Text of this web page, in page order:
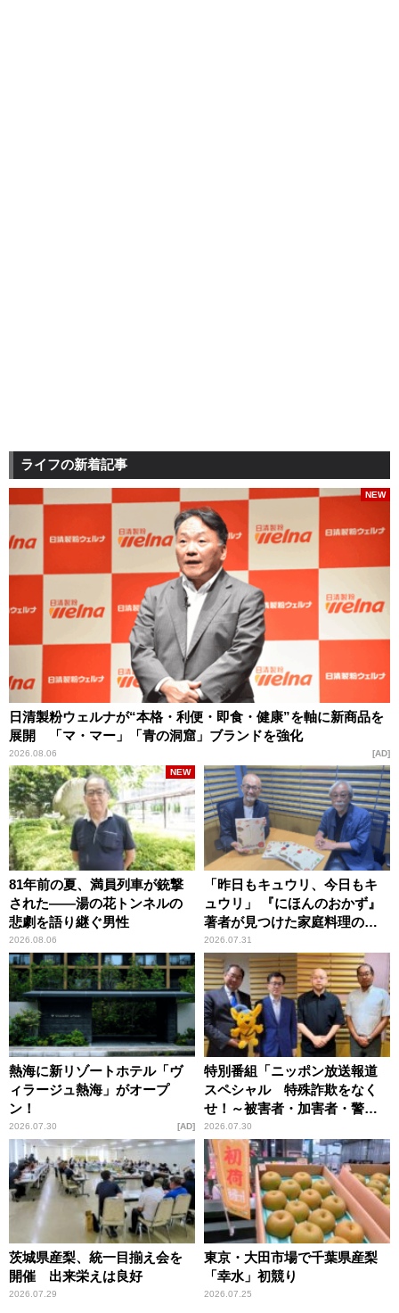
ライフの新着記事
日清製粉ウェルナが“本格・利便・即食・健康”を軸に新商品を
展開 「マ・マー」「青の洞窟」ブランドを強化
2026.08.06
NEW
AD
81年前の夏、満員列車が銃撃
された――湯の花トンネルの
悲劇を語り継ぐ男性
2026.08.06
NEW
「昨日もキュウリ、今日もキ
ュウリ」 『にほんのおかず』
著者が見つけた家庭料理の知
恵
2026.07.31
熱海に新リゾートホテル「ヴ
ィラージュ熱海」がオープ
ン！
2026.07.30 AD
特別番組「ニッポン放送報道
スペシャル 特殊詐欺をなく
せ！～被害者・加害者・警視
庁が語るトクリュウの実態
～」放送
2026.07.30
茨城県産梨、統一目揃え会を
開催 出来栄えは良好
2026.07.29
東京・大田市場で千葉県産梨
「幸水」初競り
2026.07.25